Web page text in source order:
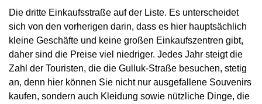
Die dritte Einkaufsstraße auf der Liste. Es unterscheidet
sich von den vorherigen darin, dass es hier hauptsächlich
kleine Geschäfte und keine großen Einkaufszentren gibt,
daher sind die Preise viel niedriger. Jedes Jahr steigt die
Zahl der Touristen, die die Gulluk-Straße besuchen, stetig
an, denn hier können Sie nicht nur ausgefallene Souvenirs
kaufen, sondern auch Kleidung sowie nützliche Dinge, die